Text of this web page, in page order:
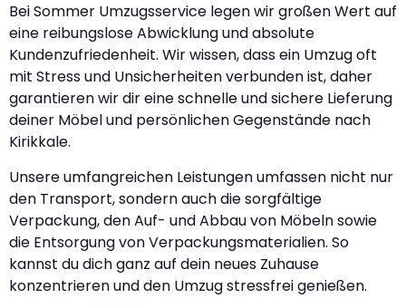
Bei Sommer Umzugsservice legen wir großen Wert auf
eine reibungslose Abwicklung und absolute
Kundenzufriedenheit. Wir wissen, dass ein Umzug oft
mit Stress und Unsicherheiten verbunden ist, daher
garantieren wir dir eine schnelle und sichere Lieferung
deiner Möbel und persönlichen Gegenstände nach
Kirikkale.
Unsere umfangreichen Leistungen umfassen nicht nur
den Transport, sondern auch die sorgfältige
Verpackung, den Auf- und Abbau von Möbeln sowie
die Entsorgung von Verpackungsmaterialien. So
kannst du dich ganz auf dein neues Zuhause
konzentrieren und den Umzug stressfrei genießen.